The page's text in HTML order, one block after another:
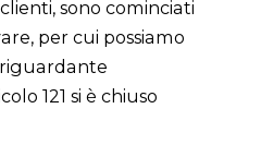
sono cominciati
per cui possiamo
121 si è chiuso